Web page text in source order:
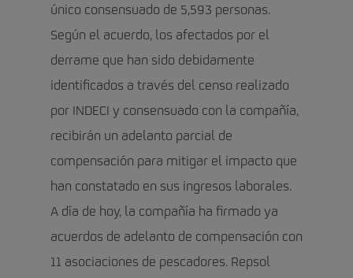
único consensuado de 5,593 personas.
Según el acuerdo, los afectados por el
derrame que han sido debidamente
identificados a través del censo realizado
por INDECI y consensuado con la compañía,
recibirán un adelanto parcial de
compensación para mitigar el impacto que
han constatado en sus ingresos laborales.
A día de hoy, la compañía ha firmado ya
acuerdos de adelanto de compensación con
11 asociaciones de pescadores. Repsol